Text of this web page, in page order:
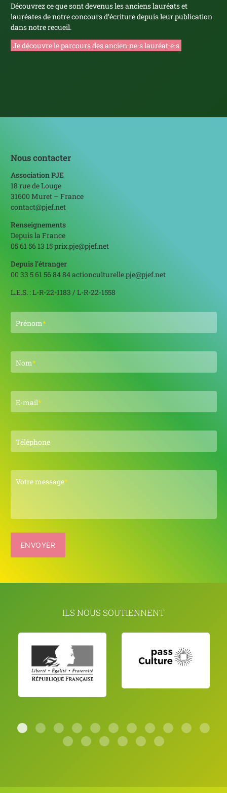
Découvrez ce que sont devenus les anciens lauréats et
lauréates de notre concours d’écriture depuis leur publication
dans notre recueil.
Je découvre le parcours des ancien·ne·s lauréat·e·s
Nous contacter
Association PJE
18 rue de Louge
31600 Muret – France
contact@pjef.net
Renseignements
Depuis la France
05 61 56 13 15prix.pje@pjef.net
Depuis l’étranger
00 33 5 61 56 84 84actionculturelle.pje@pjef.net
L.E.S. : L-R-22-1183 / L-R-22-1558
Prénom*
Nom*
E-mail*
Téléphone
Votre message*
ENVOYER
ILS NOUS SOUTIENNENT